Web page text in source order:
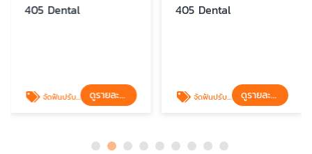
405 Dental
จัดฟันปรับโครงหน้า ดูรายละเอียด
405 Dental
จัดฟันปรับโครงหน้า ดูรายละเอียด